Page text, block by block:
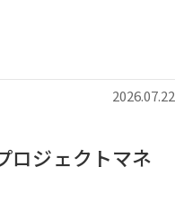
2026.07.22
ロジェクトマネ